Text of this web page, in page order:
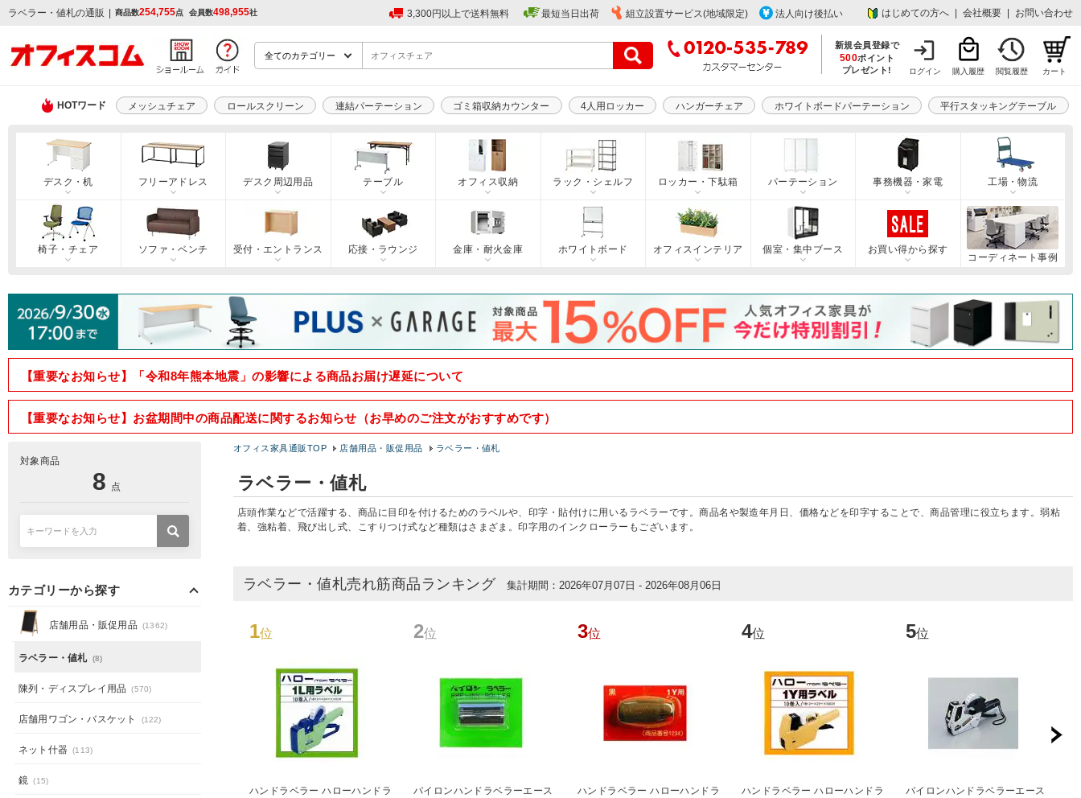
ラベラー・値札の通販 | 商品数254,755点 会員数498,955社 3,300円以上で送料無料 最短当日出荷 組立設置サービス(地域限定) 法人向け後払い はじめての方へ 会社概要 お問い合わせ
新規会員登録で
500ポイント
プレゼント!
ログイン 購入履歴 閲覧履歴 カート
HOTワード メッシュチェア ロールスクリーン 連結パーテーション ゴミ箱収納カウンター 4人用ロッカー ハンガーチェア ホワイトボードパーテーション 平行スタッキングテーブル
デスク・机 フリーアドレス デスク周辺用品 テーブル オフィス収納 ラック・シェルフ ロッカー・下駄箱 パーテーション 事務機器・家電 工場・物流
椅子・チェア ソファ・ベンチ 受付・エントランス 応接・ラウンジ 金庫・耐火金庫 ホワイトボード オフィスインテリア 個室・集中ブース
お買い得から探す
コーディネート事例
【重要なお知らせ】「令和8年熊本地震」の影響による商品お届け遅延について
【重要なお知らせ】お盆期間中の商品配送に関するお知らせ（お早めのご注文がおすすめです）
オフィス家具通販TOP 店舗用品・販促用品 ラベラー・値札
ラベラー・値札
店頭作業などで活躍する、商品に目印を付けるためのラベルや、印字・貼付けに用いるラベラーです。商品名や製造年月日、価格などを印字することで、商品管理に役立ちます。弱粘
着、強粘着、飛び出し式、こすりつけ式など種類はさまざま。印字用のインクローラーもございます。
ラベラー・値札売れ筋商品ランキング 集計期間：2026年07月07日 - 2026年08月06日
1位
ハンドラベラー ハローハンドラ
2位
パイロンハンドラベラーエース
3位
ハンドラベラー ハローハンドラ
4位
ハンドラベラー ハローハンドラ
5位
パイロンハンドラベラーエース
対象商品
8 点
カテゴリーから探す
店舗用品・販促用品 (1362)
ラベラー・値札 (8)
陳列・ディスプレイ用品 (570)
店舗用ワゴン・バスケット (122)
ネット什器 (113)
鏡 (15)